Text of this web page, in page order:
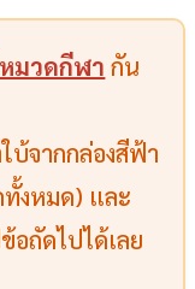
มวดกีฬา กัน
บ้จากกล่องสีฟ้า
งหมด) และ
อถัดไปได้เลย